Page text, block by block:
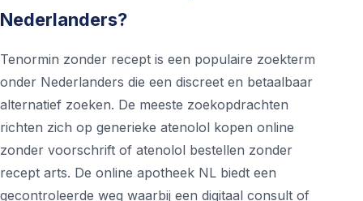
Nederlanders?
Tenormin zonder recept is een populaire zoekterm
onder Nederlanders die een discreet en betaalbaar
alternatief zoeken. De meeste zoekopdrachten
richten zich op generieke atenolol kopen online
zonder voorschrift of atenolol bestellen zonder
recept arts. De online apotheek NL biedt een
gecontroleerde weg waarbij een digitaal consult of